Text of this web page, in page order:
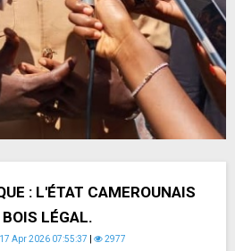
: L'ÉTAT CAMEROUNAIS
LÉGAL.
17 Apr 2026 07:55:37 2977